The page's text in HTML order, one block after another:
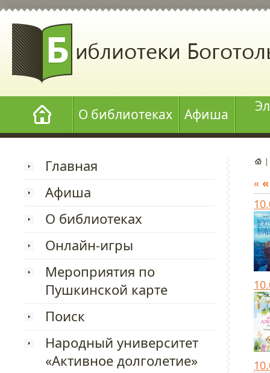
О библиотеках Афиша
Главная
Афиша
О библиотеках
Онлайн-игры
Мероприятия по
Пушкинской карте
Поиск
Народный университет
«Активное долголетие»
|
«